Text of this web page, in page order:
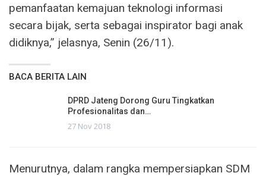
pemanfaatan kemajuan teknologi informasi
secara bijak, serta sebagai inspirator bagi anak
didiknya,” jelasnya, Senin (26/11).
BACA BERITA LAIN
DPRD Jateng Dorong Guru Tingkatkan
Profesionalitas dan…
27 Nov 2018
Menurutnya, dalam rangka mempersiapkan SDM